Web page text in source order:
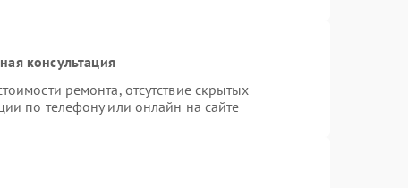
консультация
ремонта, отсутствие скрытых
по телефону или онлайн на сайте